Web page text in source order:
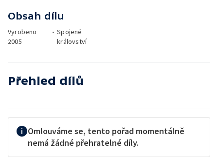
Obsah dílu
Vyrobeno
2005
• Spojené
království
Přehled dílů
Omlouváme se, tento pořad momentálně
nemá žádné přehratelné díly.